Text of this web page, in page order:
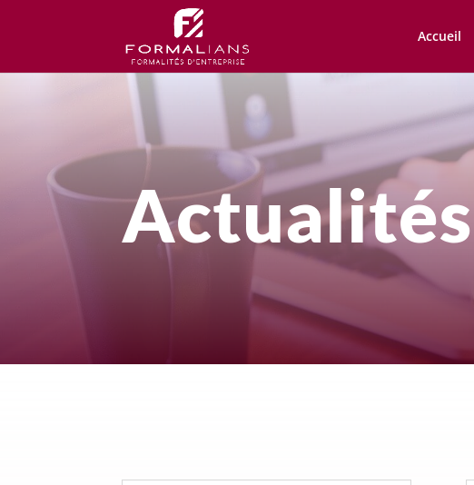
Accueil
Actualités